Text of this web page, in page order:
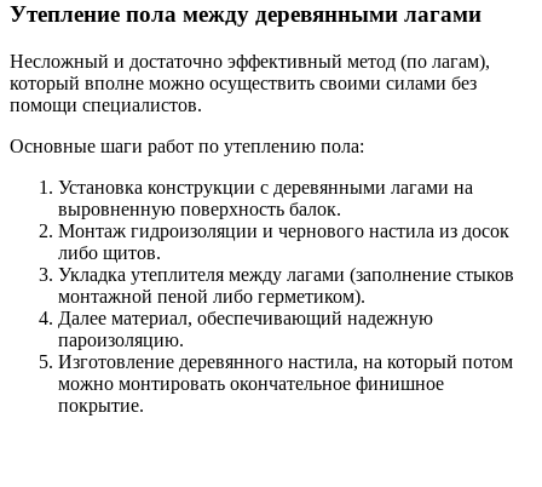
Утепление пола между деревянными лагами
Несложный и достаточно эффективный метод (по лагам),
который вполне можно осуществить своими силами без
помощи специалистов.
Основные шаги работ по утеплению пола:
Установка конструкции с деревянными лагами на
выровненную поверхность балок.
Монтаж гидроизоляции и чернового настила из досок
либо щитов.
Укладка утеплителя между лагами (заполнение стыков
монтажной пеной либо герметиком).
Далее материал, обеспечивающий надежную
пароизоляцию.
Изготовление деревянного настила, на который потом
можно монтировать окончательное финишное
покрытие.